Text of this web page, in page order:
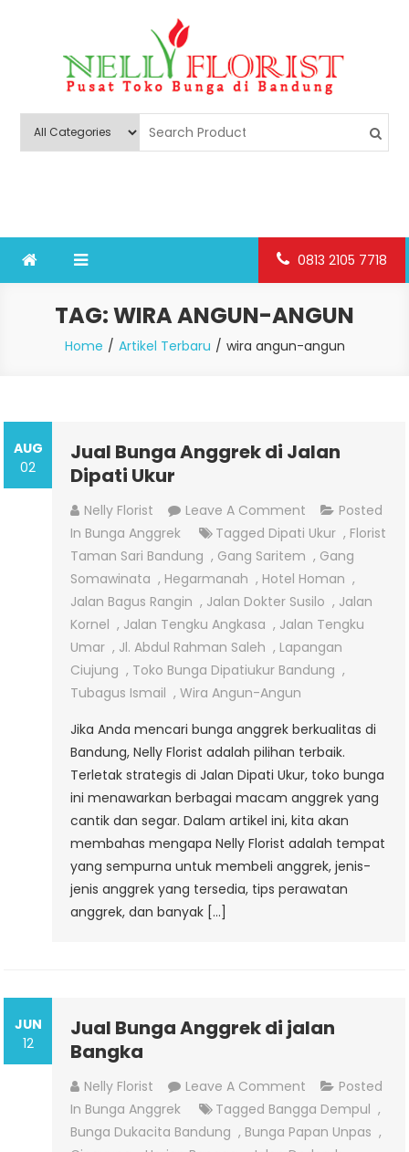
Nelly Florist Bandung
0813 2105 7718
TAG:WIRA ANGUN-ANGUN
Home Artikel Terbaru wira angun-angun
AUG
02
Jual Bunga Anggrek di Jalan
Dipati Ukur
Nelly Florist Leave A Comment On
Jual
Bunga
Anggrek
Di
Jalan
Dipati
Ukur
Posted
In Bunga Anggrek Tagged Dipati Ukur , Florist
Taman Sari Bandung , Gang Saritem , Gang
Somawinata , Hegarmanah , Hotel Homan ,
Jalan Bagus Rangin , Jalan Dokter Susilo , Jalan
Kornel , Jalan Tengku Angkasa , Jalan Tengku
Umar , Jl. Abdul Rahman Saleh , Lapangan
Ciujung , Toko Bunga Dipatiukur Bandung ,
Tubagus Ismail ,Wira Angun-Angun
Jika Anda mencari bunga anggrek berkualitas di
Bandung, Nelly Florist adalah pilihan terbaik.
Terletak strategis di Jalan Dipati Ukur, toko bunga
ini menawarkan berbagai macam anggrek yang
cantik dan segar. Dalam artikel ini, kita akan
membahas mengapa Nelly Florist adalah tempat
yang sempurna untuk membeli anggrek, jenis-
jenis anggrek yang tersedia, tips perawatan
anggrek, dan banyak […]
JUN
12
Jual Bunga Anggrek di jalan
Bangka
Nelly Florist Leave A Comment On
Jual
Bunga
Posted
In Bunga Anggrek Tagged Bangga Dempul ,
Bunga Dukacita Bandung , Bunga Papan Unpas ,